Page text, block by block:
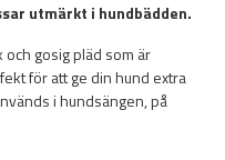
utmärkt i hundbädden.
gosig pläd som är
för att ge din hund extra
i hundsängen, på